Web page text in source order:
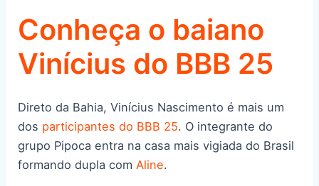
Conheça o baiano
Vinícius do BBB 25
Direto da Bahia, Vinícius Nascimento é mais um
dos participantes do BBB 25. O integrante do
grupo Pipoca entra na casa mais vigiada do Brasil
formando dupla com Aline.